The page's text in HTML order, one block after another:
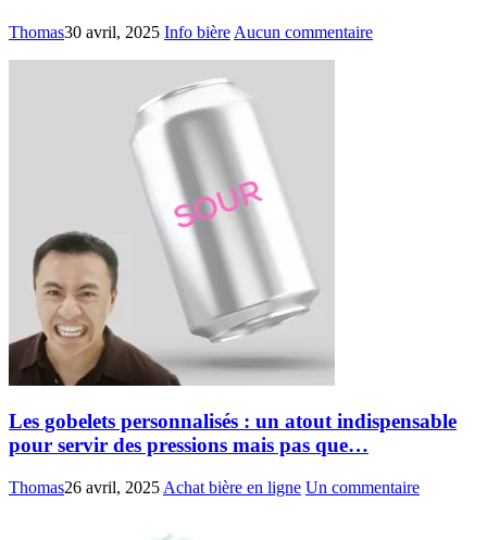
Thomas30 avril, 2025 Info bière Aucun commentaire
Les gobelets personnalisés : un atout indispensable
pour servir des pressions mais pas que…
Thomas26 avril, 2025 Achat bière en ligne Un commentaire